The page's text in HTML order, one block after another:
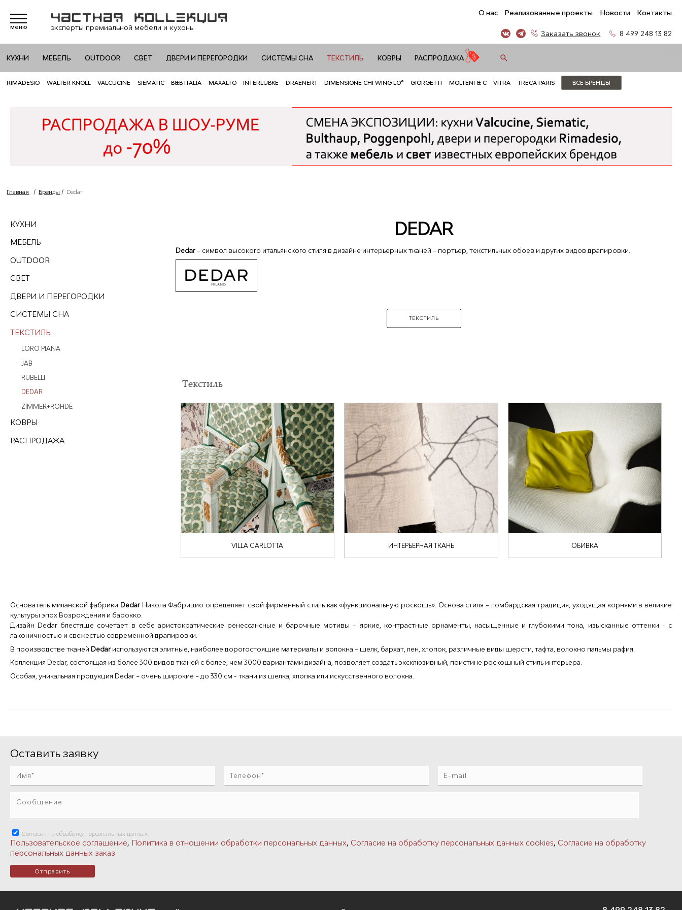
меню эксперты премиальной мебели и кухонь
О нас Реализованные проекты Новости Контакты
Заказать звонок 8 499 248 13 82
КУХНИ МЕБЕЛЬ OUTDOOR СВЕТ ДВЕРИ И ПЕРЕГОРОДКИ СИСТЕМЫ СНА ТЕКСТИЛЬ КОВРЫ РАСПРОДАЖА
RIMADESIO WALTER KNOLL VALCUCINE SIEMATIC B&B ITALIA MAXALTO INTERLUBKE DRAENERT DIMENSIONE CHI WING LO® GIORGETTI MOLTENI & C VITRA TRECA PARIS ВСЕ БРЕНДЫ
Главная / Бренды / Dedar
КУХНИ
МЕБЕЛЬ
OUTDOOR
СВЕТ
ДВЕРИ И ПЕРЕГОРОДКИ
СИСТЕМЫ СНА
ТЕКСТИЛЬ
LORО PIANА
JAB
RUBELLI
DEDAR
ZIMMER+ROHDE
КОВРЫ
РАСПРОДАЖА
DEDAR
Dedar – символ высокого итальянского стиля в дизайне интерьерных тканей – портьер, текстильных обоев и других видов драпировки.
ТЕКСТИЛЬ
Текстиль
VILLA CARLOTTA ИНТЕРЬЕРНАЯ ТКАНЬ ОБИВКА
Основатель миланской фабрики Dedar Никола Фабрицио определяет свой фирменный стиль как «функциональную роскошь». Основа стиля – ломбардская традиция, уходящая корнями в великие
культуры эпох Возрождения и барокко.
Дизайн Dedar блестяще сочетает в себе аристократические ренессансные и барочные мотивы – яркие, контрастные орнаменты, насыщенные и глубокими тона, изысканные оттенки - с
лаконичностью и свежестью современной драпировки.
В производстве тканей Dedar используются элитные, наиболее дорогостоящие материалы и волокна – шелк, бархат, лен, хлопок, различные виды шерсти, тафта, волокно пальмы рафия.
Коллекция Dedar, состоящая из более 300 видов тканей с более, чем 3000 вариантами дизайна, позволяет создать эксклюзивный, поистине роскошный стиль интерьера.
Особая, уникальная продукция Dedar – очень широкие – до 330 см - ткани из шелка, хлопка или искусственного волокна.
Оставить заявку
Согласен на обработку персональных данных:
Пользовательское соглашение, Политика в отношении обработки персональных данных, Согласие на обработку персональных данных cookies, Согласие на обработку
персональных данных заказ